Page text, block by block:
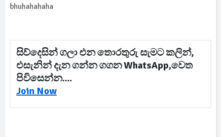
bhuhahahaha
සිව්දෙසින් ගලා එන තොරතුරු සැමට කලින්,
එසැනින් දැන ගන්න ගගන WhatsApp,වෙත
පිවිසෙන්න....
Join Now